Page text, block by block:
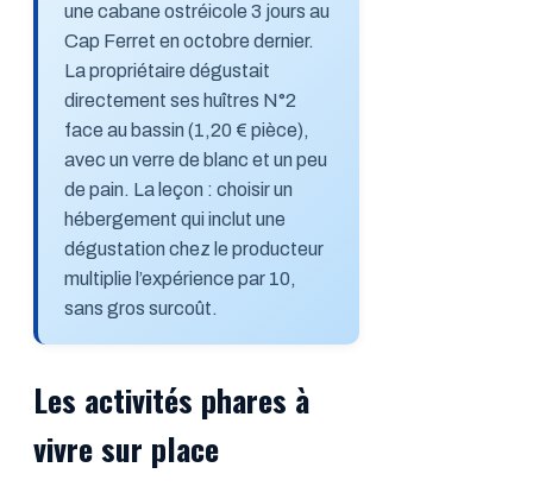
une cabane ostréicole 3 jours au
Cap Ferret en octobre dernier.
La propriétaire dégustait
directement ses huîtres N°2
face au bassin (1,20 € pièce),
avec un verre de blanc et un peu
de pain. La leçon : choisir un
hébergement qui inclut une
dégustation chez le producteur
multiplie l’expérience par 10,
sans gros surcoût.
Les activités phares à
vivre sur place